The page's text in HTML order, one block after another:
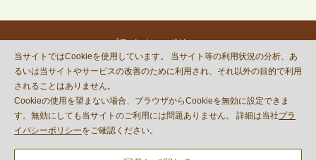
プライバシーポリシー
© DECOBOCO BASE Co.,Ltd.
and Terms of Serviceapply.
当サイトではCookieを使用しています。 当サイト等の利用状況の分析、あ
るいは当サイトやサービスの改善のために利用され、それ以外の目的で利用
されることはありません。
Cookieの使用を望まない場合、ブラウザからCookieを無効に設定できま
す。無効にしても当サイトのご利用には問題ありません。 詳細は当社プラ
イバシーポリシーをご確認ください。